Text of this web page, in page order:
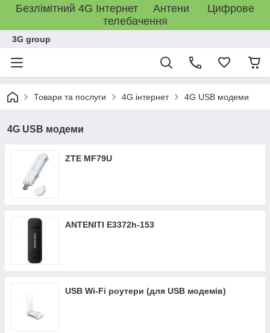
Безлімітний 4G Інтернет Антени Цифрове
телебачення
3G group
Товари та послуги 4G інтернет 4G USB модеми
4G USB модеми
ZTE MF79U
ANTENITI E3372h-153
USB Wi-Fi роутери (для USB модемів)